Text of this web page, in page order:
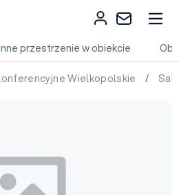
przestrzenie w obiekcie
Wielkopolskie /